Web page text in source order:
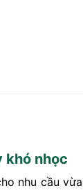
khó nhọc
nhu cầu vừa